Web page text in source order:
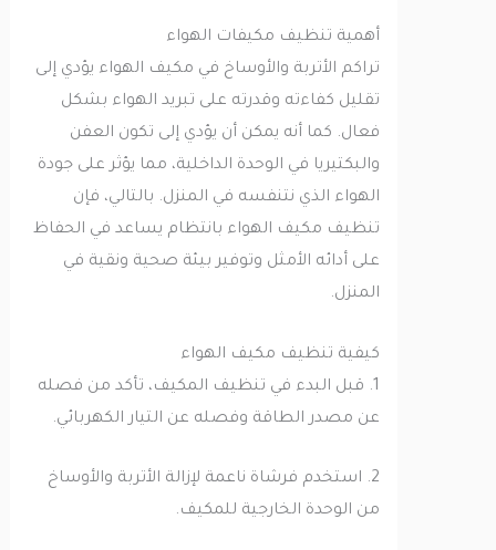
أهمية تنظيف مكيفات الهواء
تراكم الأتربة والأوساخ في مكيف الهواء يؤدي إلى
تقليل كفاءته وقدرته على تبريد الهواء بشكل
فعال. كما أنه يمكن أن يؤدي إلى تكون العفن
والبكتيريا في الوحدة الداخلية، مما يؤثر على جودة
الهواء الذي نتنفسه في المنزل. بالتالي، فإن
تنظيف مكيف الهواء بانتظام يساعد في الحفاظ
على أدائه الأمثل وتوفير بيئة صحية ونقية في
المنزل.
كيفية تنظيف مكيف الهواء
1. قبل البدء في تنظيف المكيف، تأكد من فصله
عن مصدر الطاقة وفصله عن التيار الكهربائي.
2. استخدم فرشاة ناعمة لإزالة الأتربة والأوساخ
من الوحدة الخارجية للمكيف.